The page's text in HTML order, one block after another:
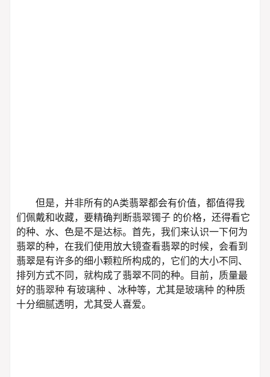
但是，并非所有的A类翡翠都会有价值，都值得我
们佩戴和收藏，要精确判断翡翠镯子的价格，还得看它
的种、水、色是不是达标。首先，我们来认识一下何为
翡翠的种，在我们使用放大镜查看翡翠的时候，会看到
翡翠是有许多的细小颗粒所构成的，它们的大小不同、
排列方式不同，就构成了翡翠不同的种。目前，质量最
好的翡翠种 有玻璃种 、冰种等，尤其是玻璃种 的种质
十分细腻透明，尤其受人喜爱。